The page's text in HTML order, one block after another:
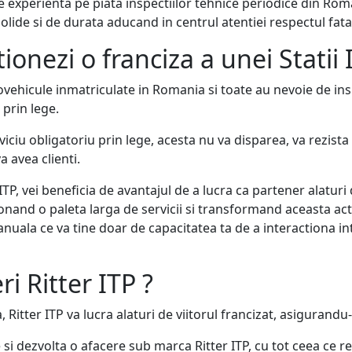
si de durata aducand in centrul atentiei respectul
o franciza a unei Statii
inmatriculate in Romania si toate au nevoie de
lege.
obligatoriu prin lege, acesta nu va disparea, va
avea clienti.
vei beneficia de avantajul de a lucra ca partener alaturi
o paleta larga de servicii si transformand aceasta
ce va tine doar de capacitatea ta de a interactiona
Ritter ITP ?
Ritter ITP va lucra alaturi de viitorul francizat,
dezvolta o afacere sub marca Ritter ITP, cu tot ceea ce